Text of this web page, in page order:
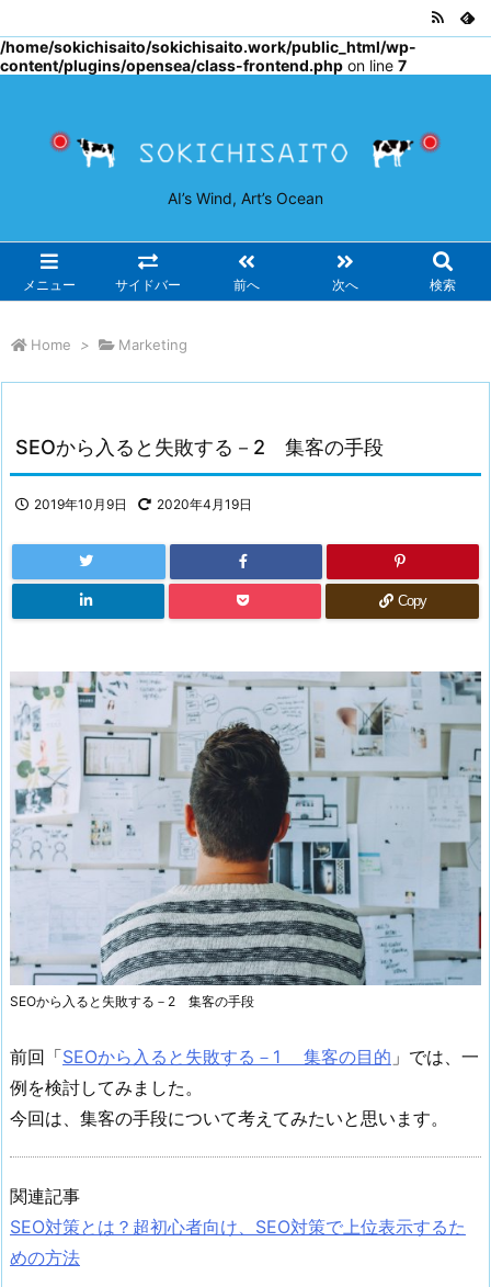
/home/sokichisaito/sokichisaito.work/public_html/wp-
content/plugins/opensea/class-frontend.php on line 7
AI’s Wind, Art’s Ocean
メニュー サイドバー 前へ 次へ 検索
Home > Marketing
SEOから入ると失敗する－2 集客の手段
2019年10月9日 2020年4月19日
Copy
SEOから入ると失敗する－2 集客の手段
前回「SEOから入ると失敗する－1 集客の目的 」では、一
例を検討してみました。
今回は、集客の手段について考えてみたいと思います。
関連記事
SEO対策とは？超初心者向け、SEO対策で上位表示するた
めの方法